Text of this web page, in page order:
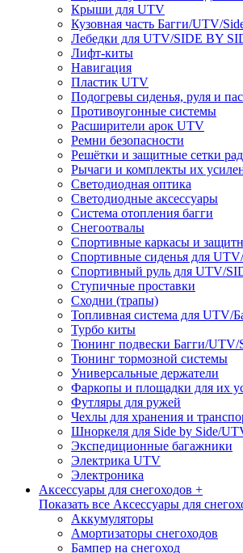
Крыши для UTV
Кузовная часть Багги/UTV/
Лебедки для UTV/SIDE BY
Лифт-киты
Навигация
Пластик UTV
Подогревы сиденья, руля и
Противоугонные системы
Расширители арок UTV
Ремни безопасности
Решётки и защитные сетки
Рычаги и комплекты их
Светодиодная оптика
Светодиодные аксессуары
Система отопления багги
Снегоотвалы
Спортивные каркасы и
Спортивные сиденья для
Спортивный руль для UTV/
Ступичные проставки
Сходни (трапы)
Топливная система для UTV/
Турбо киты
Тюнинг подвески Багги/UTV/
Тюнинг тормозной системы
Универсальные держатели
Фаркопы и площадки для их
Футляры для ружей
Чехлы для хранения и
Шноркеля для Side by Side/
Экспедиционные багажники
Электрика UTV
Электроника
Аксессуары для снегоходов +
Показать все Аксессуары для
Аккумуляторы
Амортизаторы снегоходов
Бампер на снегоход